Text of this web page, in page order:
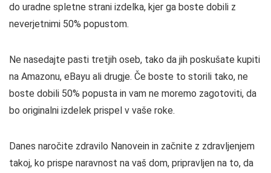
do uradne spletne strani izdelka, kjer ga boste dobili z
neverjetnimi 50% popustom.
Ne nasedajte pasti tretjih oseb, tako da jih poskušate kupiti
na Amazonu, eBayu ali drugje. Če boste to storili tako, ne
boste dobili 50% popusta in vam ne moremo zagotoviti, da
bo originalni izdelek prispel v vaše roke.
Danes naročite zdravilo Nanovein in začnite z zdravljenjem
takoj, ko prispe naravnost na vaš dom, pripravljen na to, da